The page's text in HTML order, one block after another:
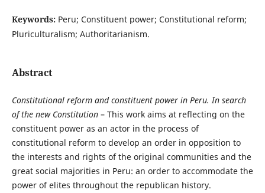
Keywords: Peru; Constituent power; Constitutional reform;
Pluriculturalism; Authoritarianism.
Abstract
Constitutional reformandconstituent power in Peru.In search
of the new Constitution– This work aims at reflecting on the
constituent power as an actor in the process of
constitutional reform to develop an order in opposition to
the interests and rights of the original communities and the
great social majorities in Peru: an order to accommodate the
power of elites throughout the republican history.